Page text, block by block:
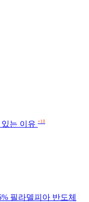
는 이유 +18
필라델피아 반도체